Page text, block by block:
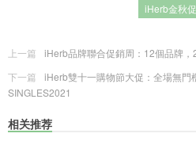
iHerb金秋
上一篇
iHerb品牌聯合促銷周：12個品牌
下一篇
iHerb雙十一購物節大促：全場無門
SINGLES2021
相关推荐